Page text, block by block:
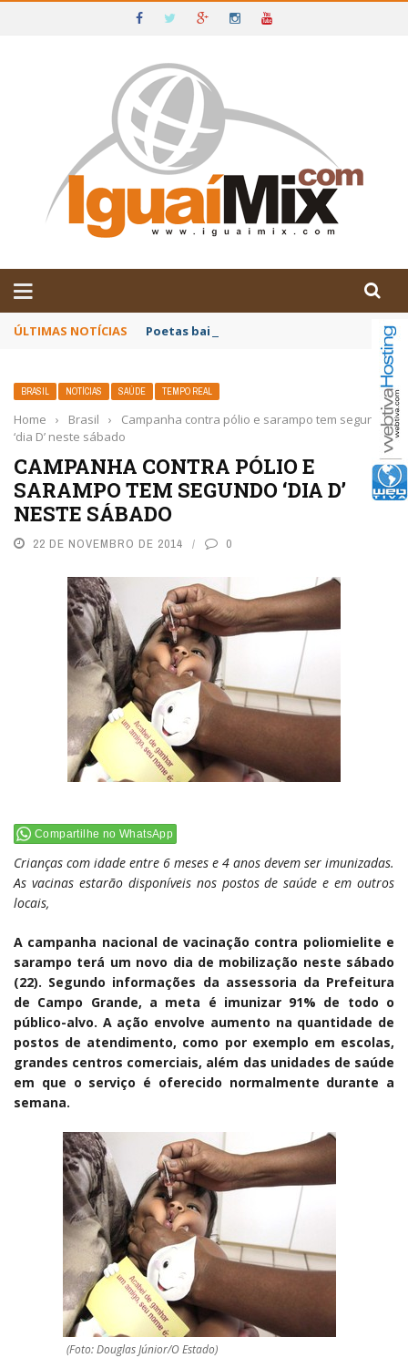
IGUAÍ E SUDOESTE DA BAHIA
ÚLTIMAS NOTÍCIAS Poetas baianos representam o Brasil no
BRASIL NOTÍCIAS SAÚDE TEMPO REAL
Home › Brasil ›
Campanha contra pólio e sarampo tem segundo
‘dia D’ neste sábado
CAMPANHA CONTRA PÓLIO E
SARAMPO TEM SEGUNDO ‘DIA D’
NESTE SÁBADO
22 DE NOVEMBRO DE 2014 0
Compartilhe no WhatsApp
Crianças com idade entre 6 meses e 4 anos devem ser imunizadas.
As vacinas estarão disponíveis nos postos de saúde e em outros
locais,
A campanha nacional de vacinação contra poliomielite e
sarampo terá um novo dia de mobilização neste sábado
(22). Segundo informações da assessoria da Prefeitura
de Campo Grande, a meta é imunizar 91% de todo o
público-alvo. A ação envolve aumento na quantidade de
postos de atendimento, como por exemplo em escolas,
grandes centros comerciais, além das unidades de saúde
em que o serviço é oferecido normalmente durante a
semana.
(Foto: Douglas Júnior/O Estado)